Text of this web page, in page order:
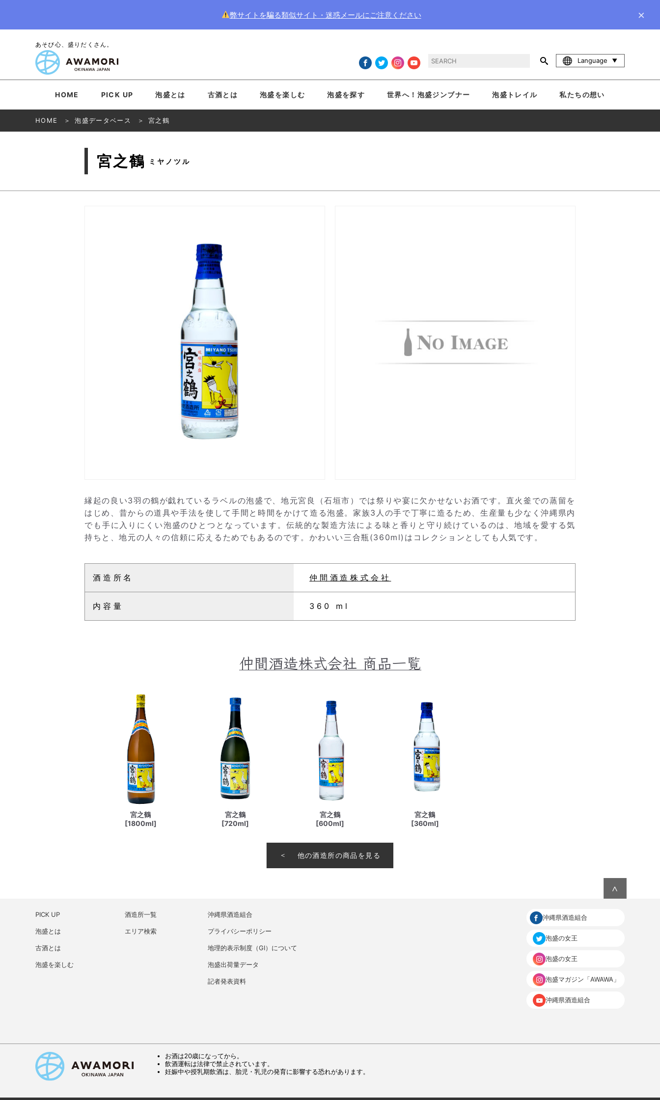
弊サイトを騙る類似サイト・迷惑メールにご注意ください ×
あそび心、盛りだくさん。
Language
HOME PICK UP 泡盛とは 古酒とは 泡盛を楽しむ 泡盛を探す 世界へ！泡盛ジンブナー 泡盛トレイル 私たちの想い
HOME 泡盛データベース 宮之鶴
宮之鶴 ミヤノツル
縁起の良い3羽の鶴が戯れているラベルの泡盛で、地元宮良（石垣市）では祭りや宴に欠かせないお酒です。直火釜での蒸留を
はじめ、昔からの道具や手法を使して手間と時間をかけて造る泡盛。家族3人の手で丁寧に造るため、生産量も少なく沖縄県内
でも手に入りにくい泡盛のひとつとなっています。伝統的な製造方法による味と香りと守り続けているのは、地域を愛する気
持ちと、地元の人々の信頼に応えるためでもあるのです。かわいい三合瓶(360ml)はコレクションとしても人気です。
酒造所名 仲間酒造株式会社
内容量 360 ml
仲間酒造株式会社 商品一覧
宮之鶴
[1800ml]
宮之鶴
[720ml]
宮之鶴
[600ml]
宮之鶴
[360ml]
他の酒造所の商品を見る
∧
PICK UP
泡盛とは
古酒とは
泡盛を楽しむ
酒造所一覧
エリア検索
沖縄県酒造組合
プライバシーポリシー
地理的表示制度（GI）について
泡盛出荷量データ
記者発表資料
沖縄県酒造組合
泡盛の女王
泡盛の女王
泡盛マガジン「AWAWA」
沖縄県酒造組合
お酒は20歳になってから。
飲酒運転は法律で禁止されています。
妊娠中や授乳期飲酒は、胎児・乳児の発育に影響する恐れがあります。